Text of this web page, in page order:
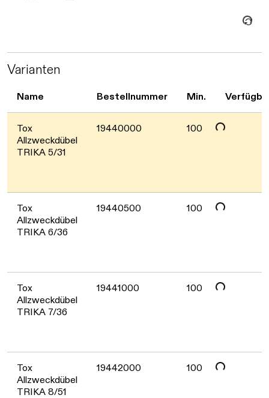
Varianten
Name Bestellnummer Min.
Tox
Allzweckdübel
TRIKA 5/31
19440000 100
Daten werden geladen. Bitte warten...
Tox
Allzweckdübel
TRIKA 6/36
19440500 100
Daten werden geladen. Bitte warten...
Tox
Allzweckdübel
TRIKA 7/36
19441000 100
Daten werden geladen. Bitte warten...
Tox
Allzweckdübel
TRIKA 8/51
19442000 100
Daten werden geladen. Bitte warten...